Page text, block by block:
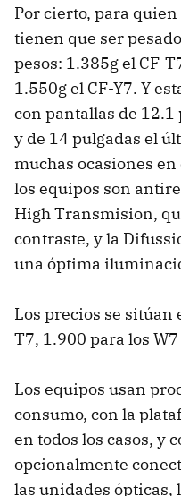
Por cierto, para
tienen que ser
pesos: 1.385g el CF-
1.550g el CF-Y7. Y
con pantallas de
y de 14 pulgadas el
muchas ocasiones
los equipos son
High Transmision,
contraste, y la
una óptima
Los precios se sitúan
T7, 1.900 para los
Los equipos usan
consumo, con la
en todos los casos, y
opcionalmente
las unidades ópticas,